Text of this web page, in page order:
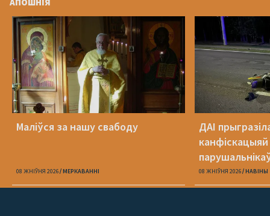
Маліўся за нашу свабоду
08 ЖНІЎНЯ 2026 МЕРКАВАННI
ДАІ
дронамі
08 ЖНІЎНЯ 2026 НАВІНЫ